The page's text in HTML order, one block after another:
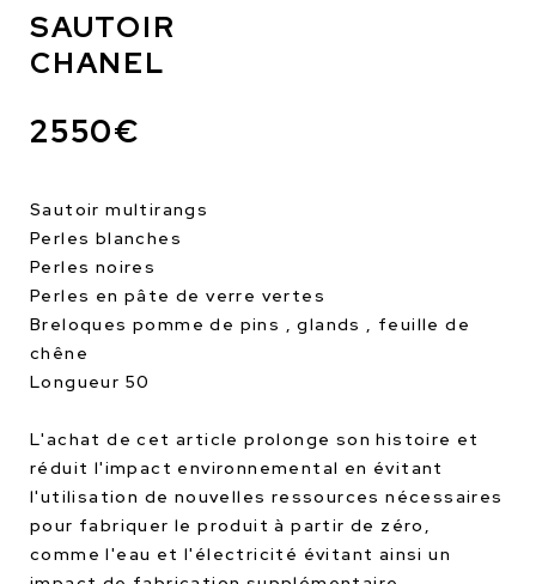
SAUTOIR
CHANEL
2550€
Sautoir multirangs
Perles blanches
Perles noires
Perles en pâte de verre vertes
Breloques pomme de pins , glands , feuille de
chêne
Longueur 50
L'achat de cet article prolonge son histoire et
réduit l'impact environnemental en évitant
l'utilisation de nouvelles ressources nécessaires
pour fabriquer le produit à partir de zéro,
comme l'eau et l'électricité évitant ainsi un